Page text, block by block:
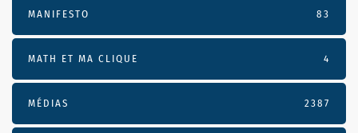
MANIFESTO 83
MATH ET MA CLIQUE 4
MÉDIAS 2387